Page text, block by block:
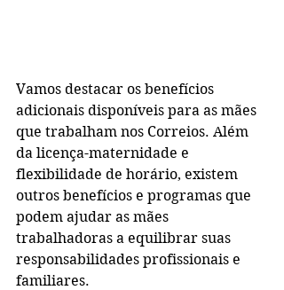
Vamos destacar os benefícios
adicionais disponíveis para as mães
que trabalham nos Correios. Além
da licença-maternidade e
flexibilidade de horário, existem
outros benefícios e programas que
podem ajudar as mães
trabalhadoras a equilibrar suas
responsabilidades profissionais e
familiares.